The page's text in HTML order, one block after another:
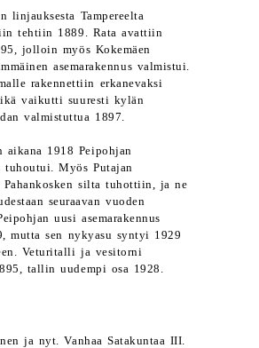
linjauksesta Tampereelta
tehtiin 1889. Rata avattiin
jolloin myös Kokemäen
asemarakennus valmistui.
rakennettiin erkanevaksi
vaikutti suuresti kylän
valmistuttua 1897.
aikana 1918 Peipohjan
tuhoutui. Myös Putajan
silta tuhottiin, ja ne
seuraavan vuoden
uusi asemarakennus
mutta sen nykyasu syntyi 1929
Veturitalli ja vesitorni
tallin uudempi osa 1928.
ja nyt. Vanhaa Satakuntaa III.